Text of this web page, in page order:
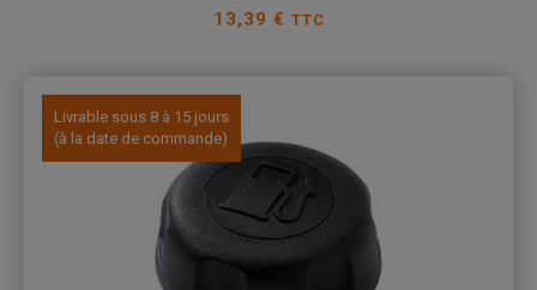
Prix
13,39 € TTC
Livrable sous 8 à 15 jours
(à la date de commande)